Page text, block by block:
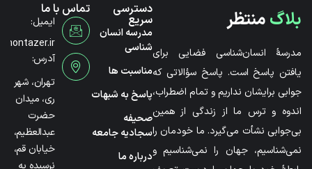
بلاگمنتظر
مدرسۀ انسان‌شناسی فضایی برای
یافتن پاسخ است. پاسخ سؤالاتی که
جوابی برایشان نداریم و تمام اضطراب،
اندوه و ترس ما از زندگی از همین
بی‌جوابی نشأت می‌گیرد. ما خودمان را
نمی‌شناسیم، جهان را نمی‌شناسیم و
دسترسی
سریع
مدرسه انسان
شناسی
مناسبت ها
پاسخ به شبهات
صحیفه
سجادیه جامعه
درباره ما
تماس با ما
ایمیل:
آدرس:
تهران، شهر
ری، میدان
حضرت
عبدالعظیم،
خیابان قم،